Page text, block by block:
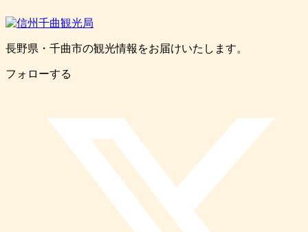
長野県・千曲市の観光情報をお届けいたします。
フォローする